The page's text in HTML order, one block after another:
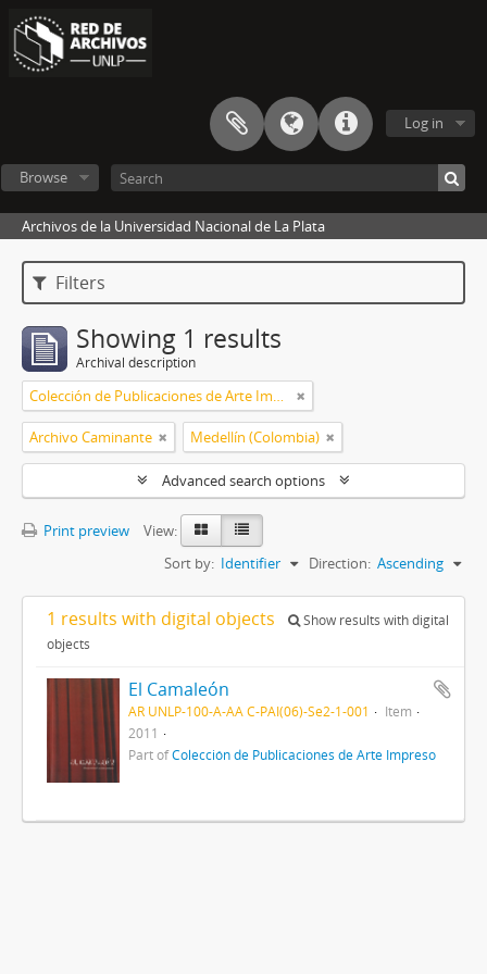
Log in
Browse
Archivos de la Universidad Nacional de La Plata
Filters
Showing 1 results
Archival description
Colección de Publicaciones de Arte Impreso
Archivo Caminante Medellín (Colombia)
Advanced search options
Print preview
View:
Sort by: Identifier Direction: Ascending
1 results with digital objects
Show results with digital
objects
El Camaleón
AR UNLP-100-A-AA C-PAI(06)-Se2-1-001
Item
2011
Part ofColección de Publicaciones de Arte Impreso